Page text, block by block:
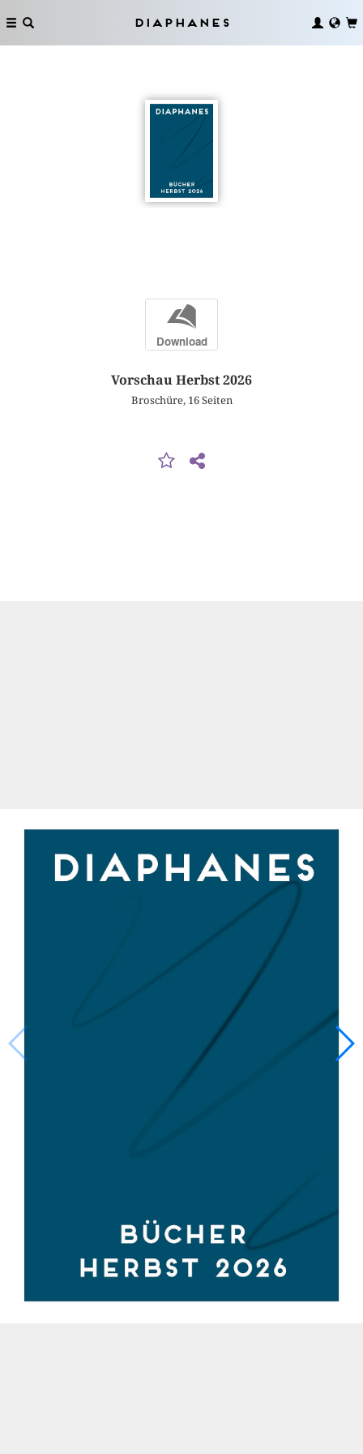
Diaphanes
b
Download
Vorschau Herbst 2026
Broschüre, 16 Seiten